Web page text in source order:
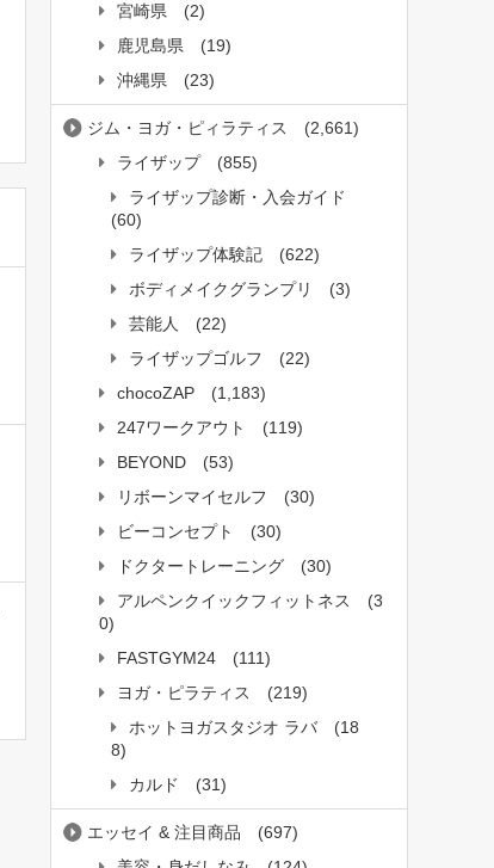
宮崎県
(2)
鹿児島県
(19)
沖縄県
(23)
ジム・ヨガ・ピィラティス
(2,661)
ライザップ
(855)
ライザップ診断・入会ガイド
(60)
ライザップ体験記
(622)
ボディメイクグランプリ
(3)
芸能人
(22)
ライザップゴルフ
(22)
chocoZAP
(1,183)
247ワークアウト
(119)
BEYOND
(53)
リボーンマイセルフ
(30)
ビーコンセプト
(30)
ドクタートレーニング
(30)
アルペンクイックフィットネス
(3
0)
FASTGYM24
(111)
ヨガ・ピラティス
(219)
ホットヨガスタジオ ラバ
(18
8)
カルド
(31)
エッセイ & 注目商品
(697)